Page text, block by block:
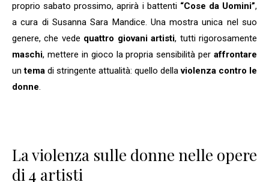
proprio sabato prossimo, aprirà i battenti “Cose da Uomini”,
a cura di Susanna Sara Mandice. Una mostra unica nel suo
genere, che vede quattro giovani artisti, tutti rigorosamente
maschi, mettere in gioco la propria sensibilità per affrontare
untema di stringente attualità: quello dellaviolenza contro le
donne.
La violenza sulle donne nelle opere
di 4 artisti